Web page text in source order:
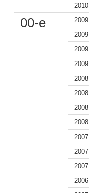
2010
00-е 2009
2009
2009
2009
2008
2008
2008
2008
2007
2007
2007
2006